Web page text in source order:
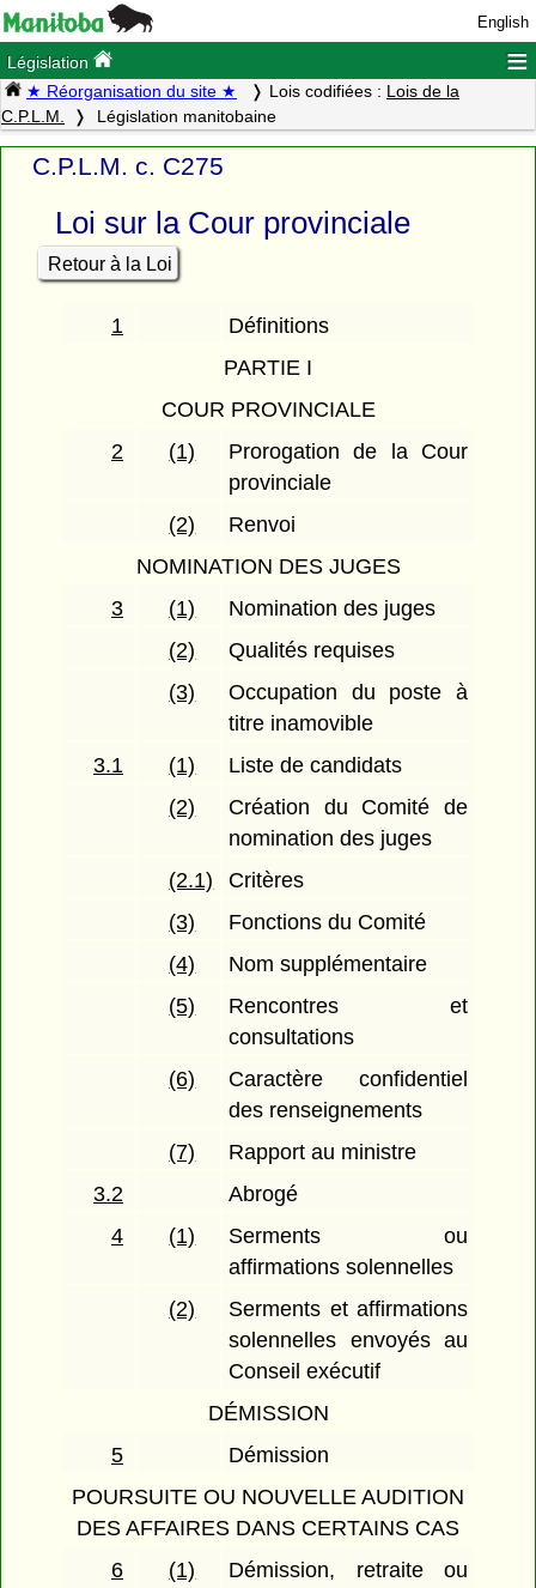
English
Législation ≡
★ Réorganisation du site ★ Lois codifiées : Lois de la
C.P.L.M.
Législation manitobaine
C.P.L.M. c. C275
Loi sur la Cour provinciale
Retour à la Loi
1
Définitions
PARTIE I
COUR PROVINCIALE
2
(1)
Prorogation de la Cour
provinciale
(2)
Renvoi
NOMINATION DES JUGES
3
(1)
Nomination des juges
(2)
Qualités requises
(3)
Occupation du poste à
titre inamovible
3.1
(1)
Liste de candidats
(2)
Création du Comité de
nomination des juges
(2.1)
Critères
(3)
Fonctions du Comité
(4)
Nom supplémentaire
(5)
Rencontres et
consultations
(6)
Caractère confidentiel
des renseignements
(7)
Rapport au ministre
3.2
Abrogé
4
(1)
Serments ou
affirmations solennelles
(2)
Serments et affirmations
solennelles envoyés au
Conseil exécutif
DÉMISSION
5
Démission
POURSUITE OU NOUVELLE AUDITION
DES AFFAIRES DANS CERTAINS CAS
6
(1)
Démission, retraite ou